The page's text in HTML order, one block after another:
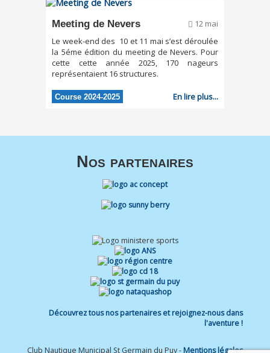
Meeting de Nevers
12 mai
Le week-end des 10 et 11 mai s’est déroulée
la 5éme édition du meeting de Nevers. Pour
cette cette année 2025, 170 nageurs
représentaient 16 structures.
Course 2024-2025 En lire plus...
Nos partenaires
Découvrez tous nos partenaires et rejoignez-nous dans
l'aventure !
Club Nautique Municipal St Germain du Puy - Mentions légales